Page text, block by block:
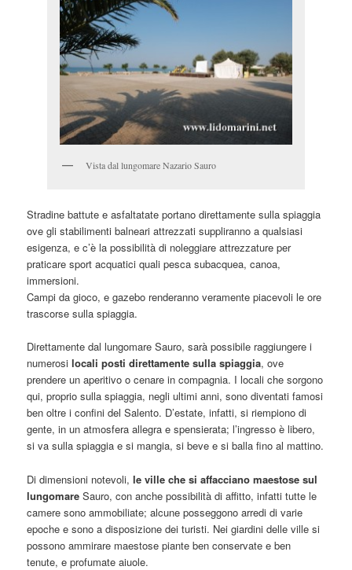
Vista dal lungomare Nazario Sauro
Stradine battute e asfaltatate portano direttamente sulla spiaggia
ove gli stabilimenti balneari attrezzati suppliranno a qualsiasi
esigenza, e c’è la possibilità di noleggiare attrezzature per
praticare sport acquatici quali pesca subacquea, canoa,
immersioni.
Campi da gioco, e gazebo renderanno veramente piacevoli le ore
trascorse sulla spiaggia.
Direttamente dal lungomare Sauro, sarà possibile raggiungere i
numerosilocali posti direttamente sulla spiaggia, ove
prendere un aperitivo o cenare in compagnia. I locali che sorgono
qui, proprio sulla spiaggia, negli ultimi anni, sono diventati famosi
ben oltre i confini del Salento. D’estate, infatti, si riempiono di
gente, in un atmosfera allegra e spensierata; l’ingresso è libero,
si va sulla spiaggia e si mangia, si beve e si balla fino al mattino.
Di dimensioni notevoli,le ville che si affacciano maestose sul
lungomareSauro, con anche possibilità di affitto, infatti tutte le
camere sono ammobiliate; alcune posseggono arredi di varie
epoche e sono a disposizione dei turisti. Nei giardini delle ville si
possono ammirare maestose piante ben conservate e ben
tenute, e profumate aiuole.